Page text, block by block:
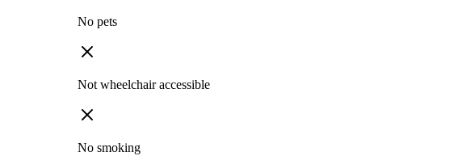
No pets
Not wheelchair accessible
No smoking